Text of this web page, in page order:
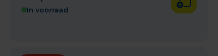
In voorraad